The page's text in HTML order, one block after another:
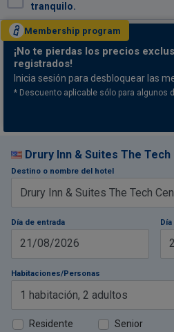
tranquilo.
Membership program
¡No te pierdas los precios
registrados!
Inicia sesión para desbloquear las
* Descuento aplicable sólo para algunos
Drury Inn & Suites The
Destino o nombre del hotel
Día de entrada
21/08/2026
Habitaciones/Personas
1 habitación, 2 adultos
Residente
Senior